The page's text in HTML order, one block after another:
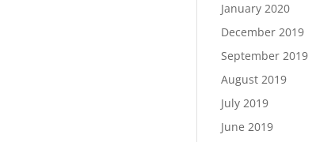
January 2020
December 2019
September 2019
August 2019
July 2019
June 2019